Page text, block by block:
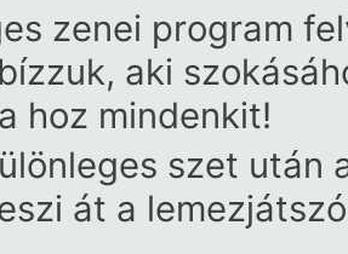
zenei program
aki
hoz mindenkit!
szet után
át a